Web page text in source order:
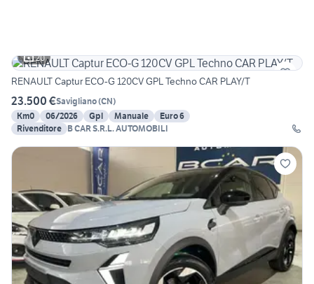
20
RENAULT Captur ECO-G 120CV GPL Techno CAR PLAY/T
23.500 €Savigliano(CN)
Km0
06/2026 Gpl Manuale
Euro 6
Rivenditore B CAR S.R.L. AUTOMOBILI